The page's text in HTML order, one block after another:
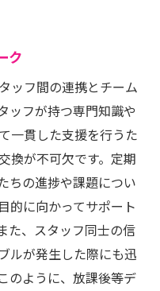
ク
ッフ間の連携とチーム
ッフが持つ専門知識や
一貫した支援を行うた
換が不可欠です。定期
ちの進捗や課題につい
的に向かってサポート
た、スタッフ同士の信
ルが発生した際にも迅
のように、放課後等デ